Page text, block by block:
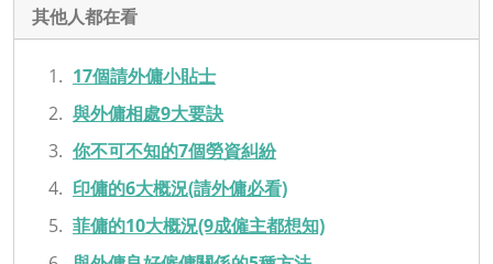
其他人都在看
17個請外傭小貼士
與外傭相處9大要訣
你不可不知的7個勞資糾紛
印傭的6大概況(請外傭必看)
菲傭的10大概況(9成僱主都想知)